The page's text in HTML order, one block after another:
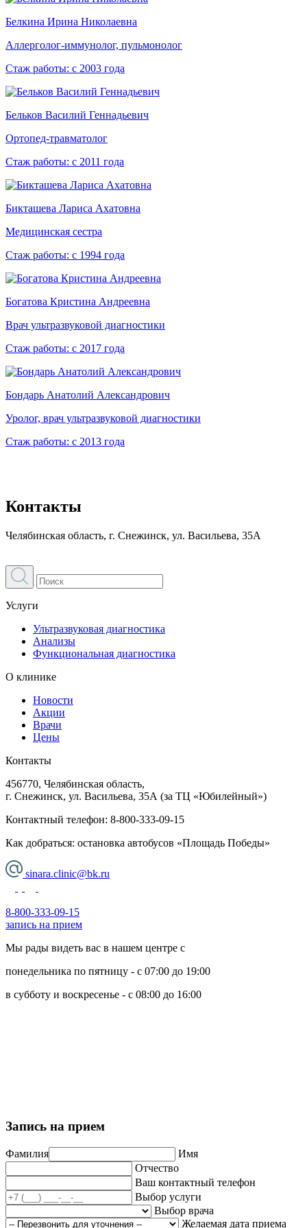
Белкина Ирина Николаевна
Аллерголог-иммунолог, пульмонолог
Стаж работы: с 2003 года
Бельков Василий Геннадьевич
Ортопед-травматолог
Стаж работы: с 2011 года
Бикташева Лариса Ахатовна
Медицинская сестра
Стаж работы: с 1994 года
Богатова Кристина Андреевна
Врач ультразвуковой диагностики
Стаж работы: с 2017 года
Бондарь Анатолий Александрович
Уролог, врач ультразвуковой диагностики
Стаж работы: с 2013 года
Контакты
Челябинская область, г. Снежинск, ул. Васильева, 35А
Услуги
Ультразвуковая диагностика
Анализы
Функциональная диагностика
О клинике
Новости
Акции
Врачи
Цены
Контакты
456770, Челябинская область,
г. Снежинск, ул. Васильева, 35А (за ТЦ «Юбилейный»)
Контактный телефон: 8-800-333-09-15
Как добраться: остановка автобусов «Площадь Победы»
sinara.clinic@bk.ru
8-800-333-09-15
запись на прием
Мы рады видеть вас в нашем центре с
понедельника по пятницу - с 07:00 до 19:00
в субботу и воскресенье - с 08:00 до 16:00
Запись на прием
Фамилия
Имя
Отчество
Ваш контактный телефон
Выбор услуги
Выбор врача
Желаемая дата приема